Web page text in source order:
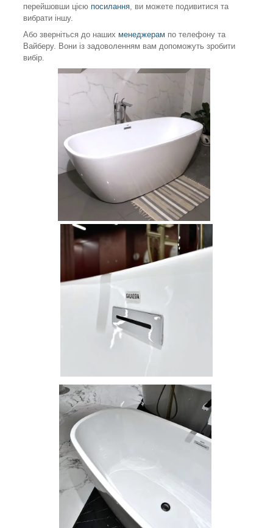
перейшовши цією посилання , ви можете подивитися та
вибрати іншу.
Або зверніться до наших менеджерам по телефону та
Вайберу. Вони із задоволенням вам допоможуть зробити
вибір.